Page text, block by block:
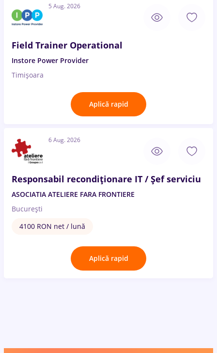
5 Aug. 2026
Field Trainer Operational
Instore Power Provider
Timișoara
Aplică rapid
6 Aug. 2026
Responsabil recondiționare IT / Șef serviciu
ASOCIATIA ATELIERE FARA FRONTIERE
București
4100 RON net / lună
Aplică rapid